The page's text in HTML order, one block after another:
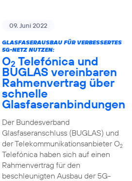
09. Juni 2022
GLASFASERAUSBAU FÜR VERBESSERTES
5G-NETZ NUTZEN:
O2 Telefónica und
BUGLAS vereinbaren
Rahmenvertrag über
schnelle
Glasfaseranbindungen
Der Bundesverband
Glasfaseranschluss (BUGLAS) und
der Telekommunikationsanbieter O2
Telefónica haben sich auf einen
Rahmenvertrag für den
beschleunigten Ausbau der 5G-